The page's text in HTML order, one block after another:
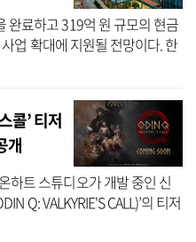
완료하고 319억 원 규모의 현금
업 확대에 지원될 전망이다. 한
으로 전환을 선언한 가운데, 글
콜’ 티저
개
하트 스튜디오가 개발 중인 신
Q: VALKYRIE'S CALL)’의 티저
최초 공개했다고 18일 밝혔